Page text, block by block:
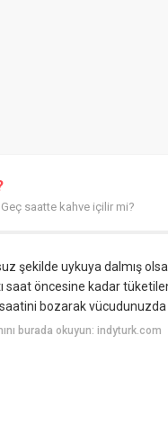
Geç saatte kahve içilir mi?
şekilde uykuya dalmış
saat öncesine kadar
bozarak
burada okuyun: indyturk.com